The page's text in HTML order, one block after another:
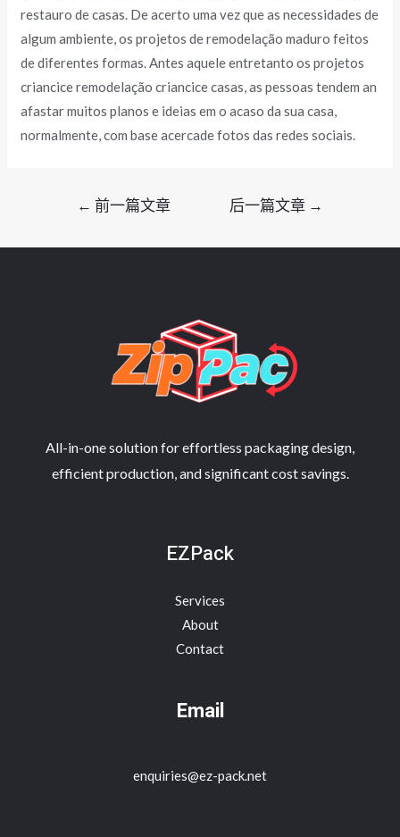
restauro de casas. De acerto uma vez que as necessidades de
algum ambiente, os projetos de remodelação maduro feitos
de diferentes formas. Antes aquele entretanto os projetos
criancice remodelação criancice casas, as pessoas tendem an
afastar muitos planos e ideias em o acaso da sua casa,
normalmente, com base acercade fotos das redes sociais.
导
← 前一篇文章 后一篇文章 →
All-in-one solution for effortless packaging design,
efficient production, and significant cost savings.
EZPack
Services
About
Contact
Email
enquiries@ez-pack.net